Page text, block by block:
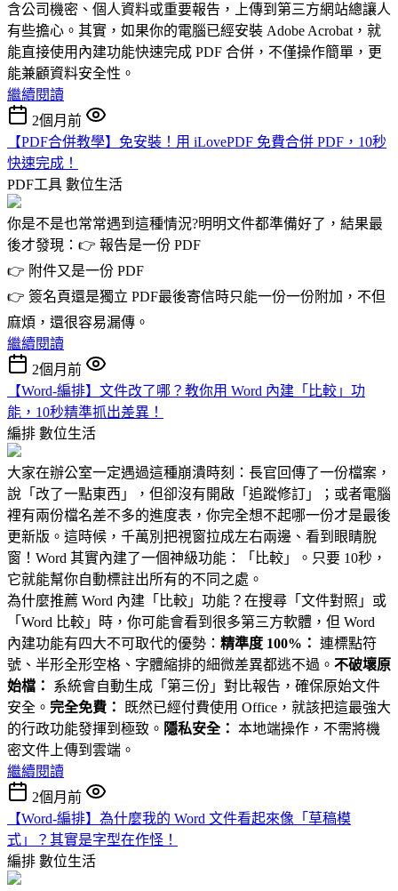
含公司機密、個人資料或重要報告，上傳到第三方網站總讓人
有些擔心。其實，如果你的電腦已經安裝 Adobe Acrobat，就
能直接使用內建功能快速完成 PDF 合併，不僅操作簡單，更
能兼顧資料安全性。
繼續閱讀
2個月前
【PDF合併教學】免安裝！用 iLovePDF 免費合併 PDF，10秒
快速完成！
PDF工具 數位生活
你是不是也常常遇到這種情況?明明文件都準備好了，結果最
後才發現：👉 報告是一份 PDF
👉 附件又是一份 PDF
👉 簽名頁還是獨立 PDF最後寄信時只能一份一份附加，不但
麻煩，還很容易漏傳。
繼續閱讀
2個月前
【Word-編排】文件改了哪？教你用 Word 內建「比較」功
能，10秒精準抓出差異！
編排 數位生活
大家在辦公室一定遇過這種崩潰時刻：長官回傳了一份檔案，
說「改了一點東西」，但卻沒有開啟「追蹤修訂」；或者電腦
裡有兩份檔名差不多的進度表，你完全想不起哪一份才是最後
更新版。這時候，千萬別把視窗拉成左右兩邊、看到眼睛脫
窗！Word 其實內建了一個神級功能：「比較」。只要 10秒，
它就能幫你自動標註出所有的不同之處。
為什麼推薦 Word 內建「比較」功能？在搜尋「文件對照」或
「Word 比較」時，你可能會看到很多第三方軟體，但 Word
內建功能有四大不可取代的優勢： 精準度 100%： 連標點符
號、半形全形空格、字體縮排的細微差異都逃不過。 不破壞原
始檔：
系統會自動生成「第三份」對比報告，確保原始文件
安全。 完全免費：
既然已經付費使用 Office，就該把這最強大
的行政功能發揮到極致。 隱私安全： 本地端操作，不需將機
密文件上傳到雲端。
繼續閱讀
2個月前
【Word-編排】為什麼我的 Word 文件看起來像「草稿模
式」？其實是字型在作怪！
編排 數位生活